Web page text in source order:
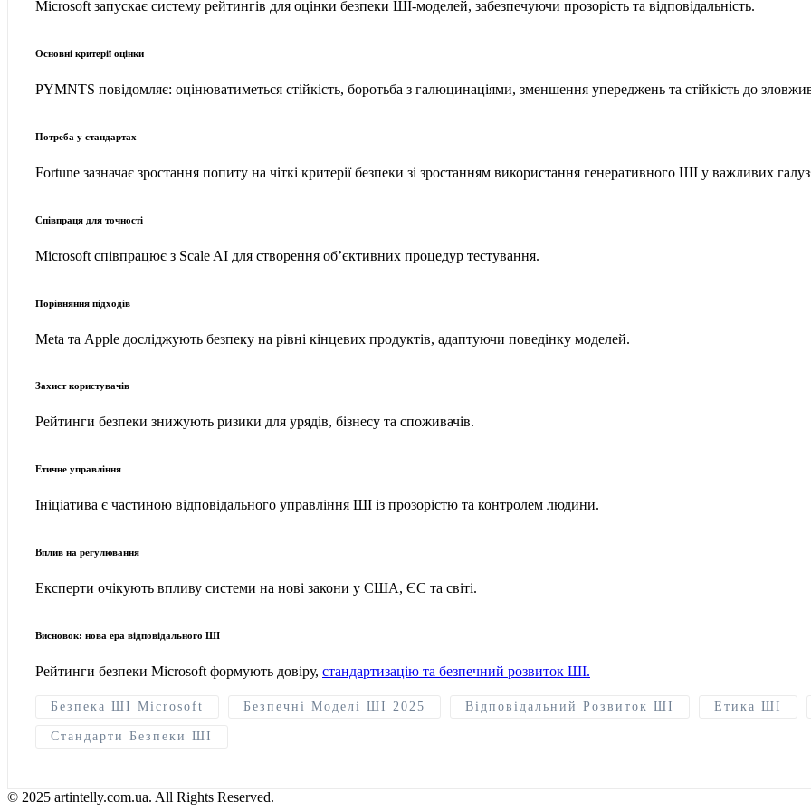
Microsoft запускає систему рейтингів для оцінки безпеки ШІ-моделей, забезпечуючи прозорість та відповідальність.
Основні критерії оцінки
PYMNTS повідомляє: оцінюватиметься стійкість, боротьба з галюцинаціями, зменшення упереджень та стійкість до
Потреба у стандартах
Fortune зазначає зростання попиту на чіткі критерії безпеки зі зростанням використання генеративного ШІ у важливих
Співпраця для точності
Microsoft співпрацює з Scale AI для створення об’єктивних процедур тестування.
Порівняння підходів
Meta та Apple досліджують безпеку на рівні кінцевих продуктів, адаптуючи поведінку моделей.
Захист користувачів
Рейтинги безпеки знижують ризики для урядів, бізнесу та споживачів.
Етичне управління
Ініціатива є частиною відповідального управління ШІ із прозорістю та контролем людини.
Вплив на регулювання
Експерти очікують впливу системи на нові закони у США, ЄС та світі.
Висновок: нова ера відповідального ШІ
Рейтинги безпеки Microsoft формують довіру, стандартизацію та безпечний розвиток ШІ.
Безпека ШІ Microsoft Безпечні Моделі ШІ 2025 Відповідальний Розвиток ШІ Етика ШІ
Стандарти Безпеки ШІ
© 2025 artintelly.com.ua. All Rights Reserved.